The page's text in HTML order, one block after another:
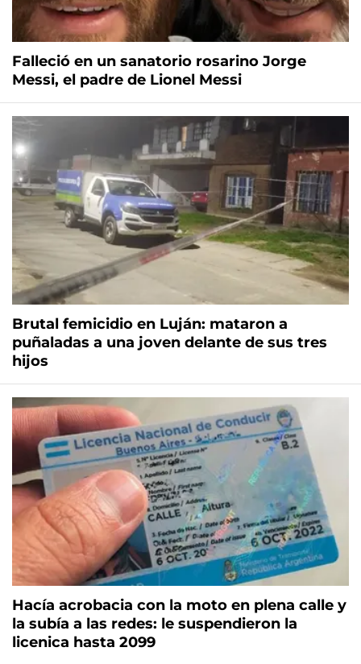
Falleció en un sanatorio rosarino Jorge
Messi, el padre de Lionel Messi
Brutal femicidio en Luján: mataron a
puñaladas a una joven delante de sus tres
hijos
Hacía acrobacia con la moto en plena calle y
la subía a las redes: le suspendieron la
licenica hasta 2099